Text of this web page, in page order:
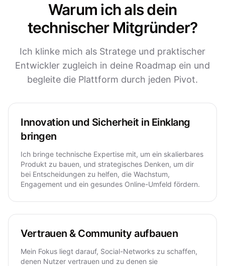
Warum ich als dein
technischer Mitgründer?
Ich klinke mich als Stratege und praktischer
Entwickler zugleich in deine Roadmap ein und
begleite die Plattform durch jeden Pivot.
Innovation und Sicherheit in Einklang
bringen
Ich bringe technische Expertise mit, um ein skalierbares
Produkt zu bauen, und strategisches Denken, um dir
bei Entscheidungen zu helfen, die Wachstum,
Engagement und ein gesundes Online-Umfeld fördern.
Vertrauen & Community aufbauen
Mein Fokus liegt darauf, Social-Networks zu schaffen,
denen Nutzer vertrauen und zu denen sie